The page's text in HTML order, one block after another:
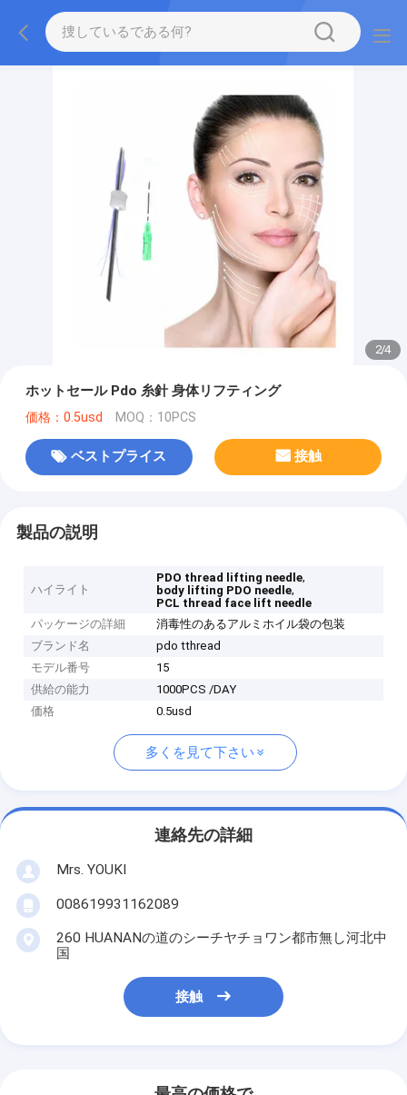
2/4
ホットセール Pdo 糸針 身体リフティング
価格：0.5usd MOQ：10PCS
ベストプライス 接触
製品の説明
ハイライト
PDO thread lifting needle,
body lifting PDO needle,
PCL thread face lift needle
パッケージの詳細
消毒性のあるアルミホイル袋の包装
ブランド名
pdo tthread
モデル番号
15
供給の能力
1000PCS /DAY
価格
0.5usd
多くを見て下さい
連絡先の詳細
Mrs. YOUKI
008619931162089
260 HUANANの道のシーチヤチョワン都市無し河北中
国
接触